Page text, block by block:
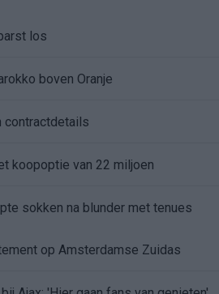
los
boven Oranje
contractdetails
koopoptie van 22 miljoen
sokken na blunder met tenues
op Amsterdamse Zuidas